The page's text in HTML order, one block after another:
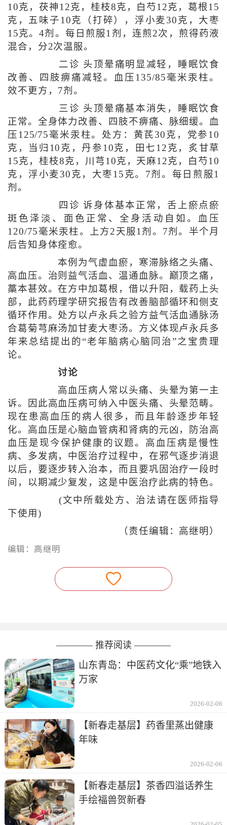
10克，茯神12克，桂枝8克，白芍12克，葛根15
克，五味子10克（打碎），浮小麦30克，大枣
15克。4剂。每日煎服1剂，连煎2次，煎得药液
混合，分2次温服。
二诊 头顶晕痛明显减轻，睡眠饮食
改善、四肢痹痛减轻。血压135/85毫米汞柱。
效不更方，7剂。
三诊 头顶晕痛基本消失，睡眠饮食
正常。全身体力改善、四肢不痹痛、脉细缓。血
压125/75毫米汞柱。处方：黄芪30克，党参10
克，当归10克，丹参10克，田七12克，炙甘草
15克，桂枝8克，川芎10克，天麻12克，白芍10
克，浮小麦30克，大枣15克。7剂。每日煎服1
剂。
四诊 诉身体基本正常，舌上瘀点瘀
斑色泽淡、面色正常、全身活动自如。血压
120/75毫米汞柱。上方2天服1剂。7剂。半个月
后告知身体痊愈。
本例为气虚血瘀，寒滞脉络之头痛、
高血压。治则益气活血、温通血脉。巅顶之痛，
藁本甚效。在方中加葛根，借以升阳，载药上头
部，此药药理学研究报告有改善脑部循环和侧支
循环作用。处方以卢永兵之验方益气活血通脉汤
合葛菊芎麻汤加甘麦大枣汤。方义体现卢永兵多
年来总结提出的“老年脑病心脑同治”之宝贵理
论。
讨论
高血压病人常以头痛、头晕为第一主
诉。因此高血压病可纳入中医头痛、头晕范畴。
现在患高血压的病人很多，而且年龄逐步年轻
化。高血压是心脑血管病和肾病的元凶，防治高
血压是现今保护健康的议题。高血压病是慢性
病、多发病，中医治疗过程中，在邪气逐步消退
以后，要逐步转入治本，而且要巩固治疗一段时
间，以期减少复发，这是中医治疗此病的特色。
(文中所载处方、治法请在医师指导
下使用)
（责任编辑：高继明）
编辑：高继明
———— 推荐阅读 ————
山东青岛：中医药文化“乘”地铁入
万家
2026-02-06
【新春走基层】药香里蒸出健康
年味
2026-02-06
【新春走基层】茶香四溢话养生
手绘福兽贺新春